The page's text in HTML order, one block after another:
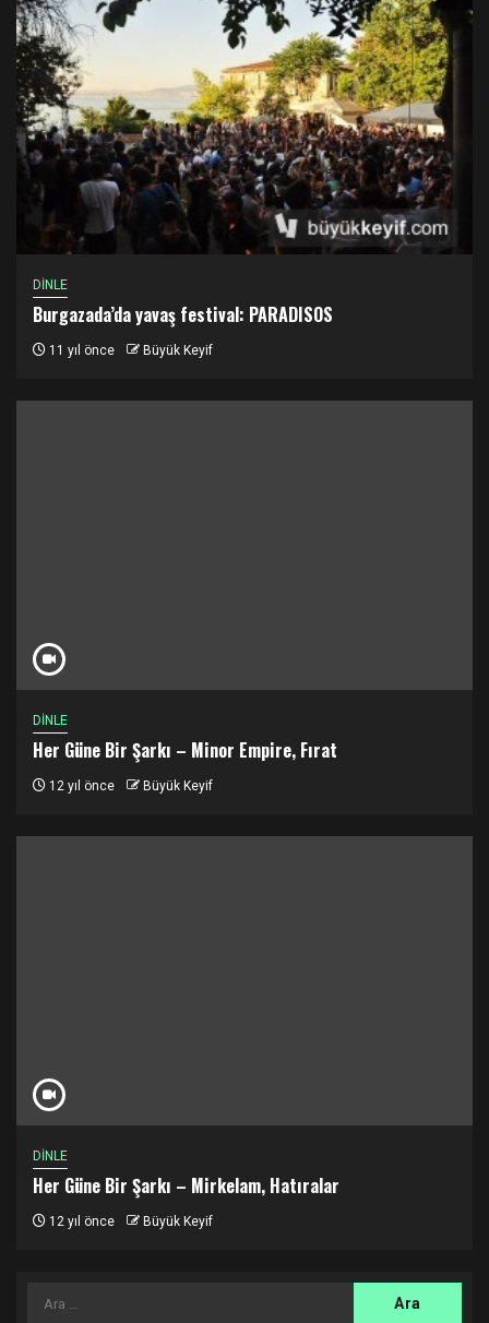
DİNLE
Burgazada’da yavaş festival: PARADISOS
11 yıl önce Büyük Keyif
DİNLE
Her Güne Bir Şarkı – Minor Empire, Fırat
12 yıl önce Büyük Keyif
DİNLE
Her Güne Bir Şarkı – Mirkelam, Hatıralar
12 yıl önce Büyük Keyif
Arama: